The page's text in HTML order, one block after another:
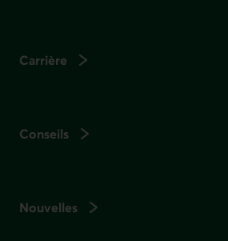
Carrière
Conseils
Nouvelles